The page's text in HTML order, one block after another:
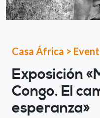
Casa África >
Exposición
Congo. El
esperanza»